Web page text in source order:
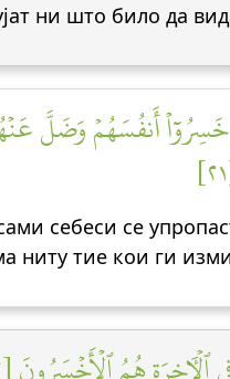
ни што било да
أَنفُسَهُمۡ وَضَلَّ
себеси се
ниту тие кои ги